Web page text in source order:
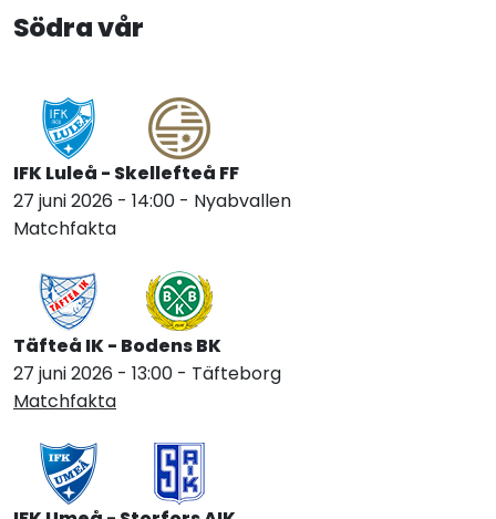
Södra vår
IFK Luleå - Skellefteå FF
27 juni 2026 - 14:00 - Nyabvallen
Matchfakta
Täfteå IK - Bodens BK
27 juni 2026 - 13:00 - Täfteborg
Matchfakta